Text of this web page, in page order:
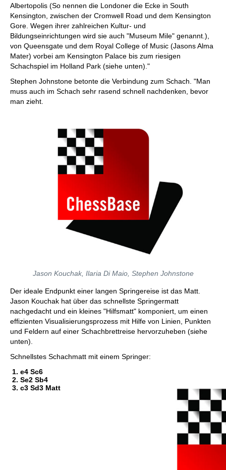
Albertopolis (So nennen die Londoner die Ecke in South
Kensington, zwischen der Cromwell Road und dem Kensington
Gore. Wegen ihrer zahlreichen Kultur- und
Bildungseinrichtungen wird sie auch "Museum Mile" genannt.),
von Queensgate und dem Royal College of Music (Jasons Alma
Mater) vorbei am Kensington Palace bis zum riesigen
Schachspiel im Holland Park (siehe unten)."
Stephen Johnstone betonte die Verbindung zum Schach. "Man
muss auch im Schach sehr rasend schnell nachdenken, bevor
man zieht.
Jason Kouchak, Ilaria Di Maio, Stephen Johnstone
Der ideale Endpunkt einer langen Springereise ist das Matt.
Jason Kouchak hat über das schnellste Springermatt
nachgedacht und ein kleines "Hilfsmatt" komponiert, um einen
effizienten Visualisierungsprozess mit Hilfe von Linien, Punkten
und Feldern auf einer Schachbrettreise hervorzuheben (siehe
unten).
Schnellstes Schachmatt mit einem Springer:
1. e4 Sc6
2. Se2 Sb4
3. c3 Sd3 Matt